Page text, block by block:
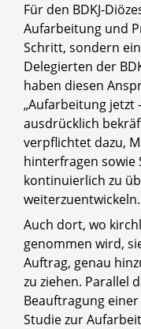
Für den BDKJ-
Aufarbeitung und
Schritt, sondern
Delegierten der
haben diesen
„Aufarbeitung jetzt
ausdrücklich
verpflichtet dazu,
hinterfragen sowie
kontinuierlich zu
weiterzuentwickeln.
Auch dort, wo
genommen wird,
Auftrag, genau
zu ziehen. Parallel
Beauftragung
Studie zur